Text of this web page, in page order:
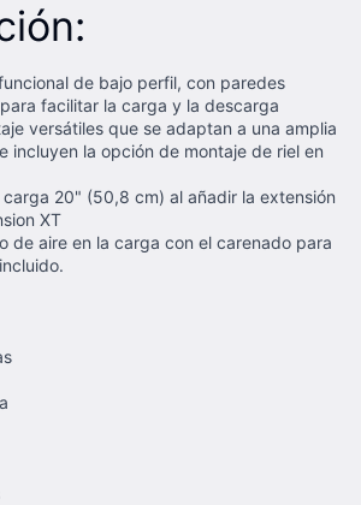
de bajo perfil, con paredes
facilitar la carga y la descarga
versátiles que se adaptan a una amplia
incluyen la opción de montaje de riel en
carga 20" (50,8 cm) al añadir la extensión
XT
de aire en la carga con el carenado para